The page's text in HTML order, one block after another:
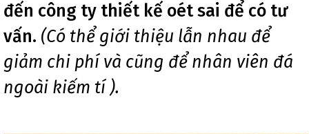
đến công ty thiết kế oét sai để có tư
vấn. (Có thể giới thiệu lẫn nhau để
giảm chi phí và cũng để nhân viên đá
ngoài kiếm tí ).